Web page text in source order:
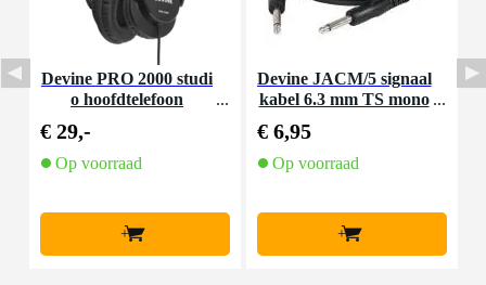
Devine PRO 2000 studi
o hoofdtelefoon
€ 29,-
Op voorraad
+
Devine JACM/5 signaal
kabel 6.3 mm TS mono
€ 6,95
Op voorraad
+